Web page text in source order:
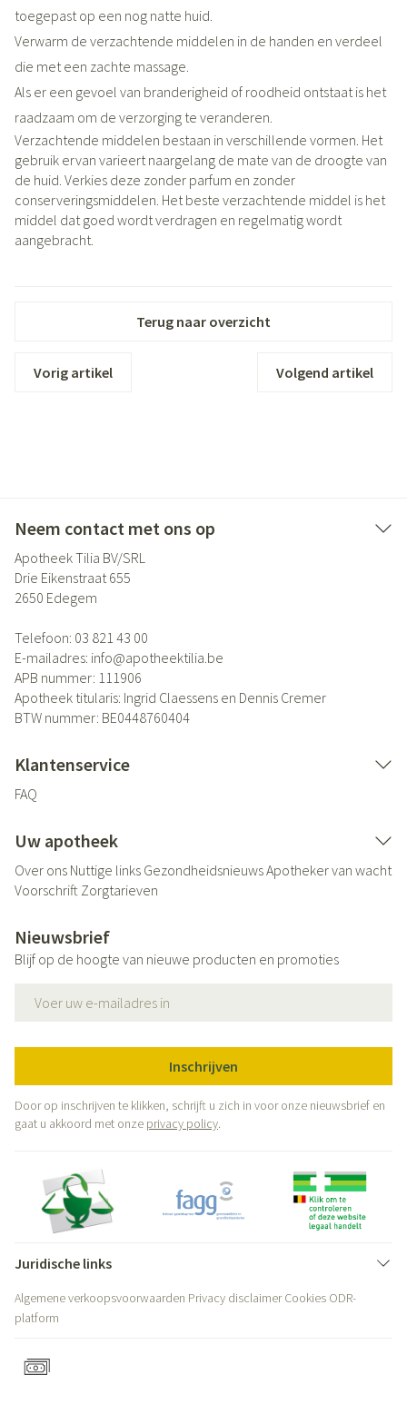
toegepast op een nog natte huid.
Verwarm de verzachtende middelen in de handen en verdeel
die met een zachte massage.
Als er een gevoel van branderigheid of roodheid ontstaat is het
raadzaam om de verzorging te veranderen.
Verzachtende middelen bestaan in verschillende vormen. Het
gebruik ervan varieert naargelang de mate van de droogte van
de huid. Verkies deze zonder parfum en zonder
conserveringsmiddelen. Het beste verzachtende middel is het
middel dat goed wordt verdragen en regelmatig wordt
aangebracht.
Terug naar overzicht
Vorig artikel Volgend artikel
Neem contact met ons op
Apotheek Tilia BV/SRL
Drie Eikenstraat 655
2650 Edegem
Telefoon: 03 821 43 00
E-mailadres: info@apotheektilia.be
APB nummer: 111906
Apotheek titularis: Ingrid Claessens en Dennis Cremer
BTW nummer: BE0448760404
Klantenservice
FAQ
Uw apotheek
Over ons Nuttige links GezondheidsnieuwsApotheker van wacht
Voorschrift Zorgtarieven
Nieuwsbrief
Blijf op de hoogte van nieuwe producten en promoties
Inschrijven
Door op inschrijven te klikken, schrijft u zich in voor onze nieuwsbrief en
gaat u akkoord met onze privacy policy.
Juridische links
Algemene verkoopsvoorwaarden Privacy disclaimer Cookies ODR-
platform